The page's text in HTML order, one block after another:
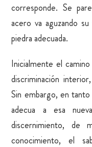
corresponde. Se
acero va aguzando
piedra adecuada.
Inicialmente el
discriminación
Sin embargo, en
adecua a esa
discernimiento, de
conocimiento, el